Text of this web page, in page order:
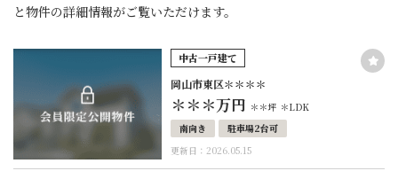
と物件の詳細情報がご覧いただけます。
中古一戸建て
岡山市東区＊＊＊＊
＊＊＊万円 ＊＊坪 ＊LDK
南向き
駐車場2台可
更新日：2026.05.15